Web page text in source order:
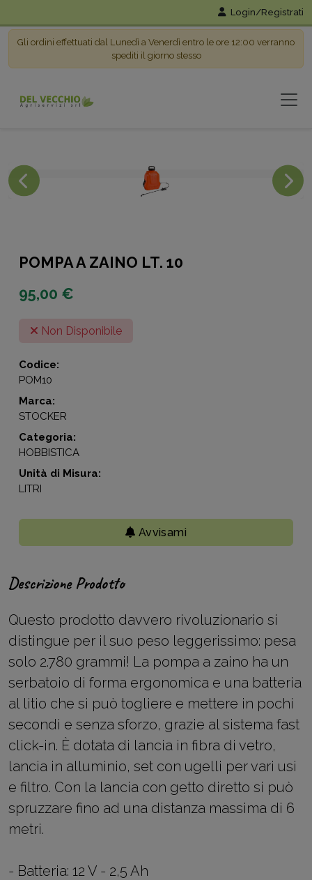
Login/Registrati
Gli ordini effettuati dal Lunedì a Venerdì entro le ore 12:00 verranno
spediti il giorno stesso
POMPA A ZAINO LT. 10
95,00 €
Non Disponibile
Codice:
POM10
Marca:
STOCKER
Categoria:
HOBBISTICA
Unità di Misura:
LITRI
Avvisami
Descrizione Prodotto
Questo prodotto davvero rivoluzionario si
distingue per il suo peso leggerissimo: pesa
solo 2.780 grammi! La pompa a zaino ha un
serbatoio di forma ergonomica e una batteria
al litio che si può togliere e mettere in pochi
secondi e senza sforzo, grazie al sistema fast
click-in. È dotata di lancia in fibra di vetro,
lancia in alluminio, set con ugelli per vari usi
e filtro. Con la lancia con getto diretto si può
spruzzare fino ad una distanza massima di 6
metri.
- Batteria: 12 V - 2,5 Ah